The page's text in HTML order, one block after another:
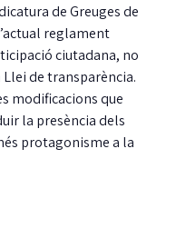
de Greuges de
reglament
ciutadana, no
de transparència.
modificacions que
la presència dels
protagonisme a la